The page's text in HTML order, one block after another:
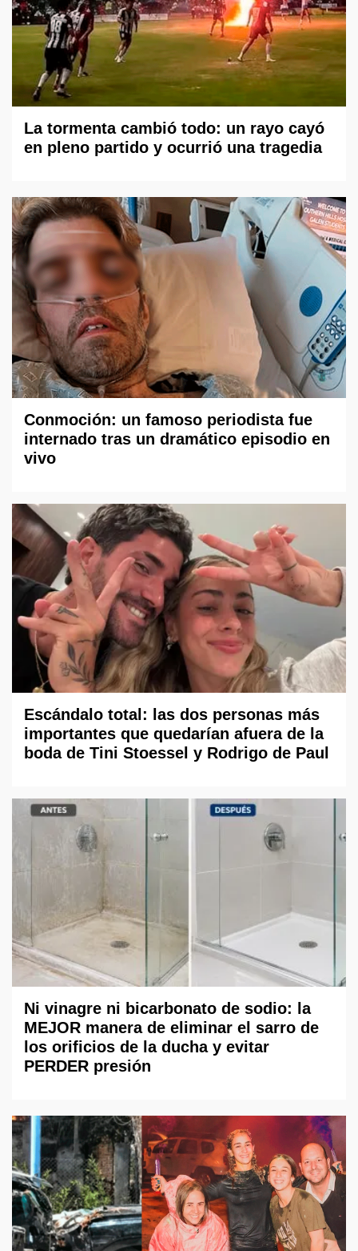
La tormenta cambió todo: un rayo cayó
en pleno partido y ocurrió una tragedia
Conmoción: un famoso periodista fue
internado tras un dramático episodio en
vivo
Escándalo total: las dos personas más
importantes que quedarían afuera de la
boda de Tini Stoessel y Rodrigo de Paul
Ni vinagre ni bicarbonato de sodio: la
MEJOR manera de eliminar el sarro de
los orificios de la ducha y evitar
PERDER presión